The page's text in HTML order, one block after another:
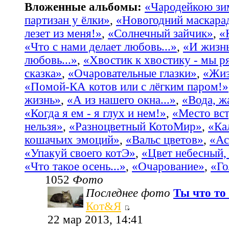
Вложенные альбомы: «Чародейкою
партизан у ёлки», «Новогодний
лезет из меня!», «Солнечный зайчик»,
«Что с нами делает любовь...», «И
любовь...», «Хвостик к хвостику - мы
сказка», «Очаровательные глазки»,
«Помой-КА котов или с лёгким паром!»
жизнь», «А из нашего окна...», «Вода,
«Когда я ем - я глух и нем!», «Место
нельзя», «Разноцветный КотоМир»,
кошачьих эмоций», «Вальс цветов»,
«Упакуй своего котЭ», «Цвет небесный,
«Что такое осень...», «Очарование»,
1052 Фото
Последнее фото Ты что то
Кот&Я
22 мар 2013, 14:41